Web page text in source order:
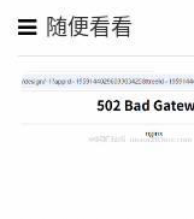
随便看看